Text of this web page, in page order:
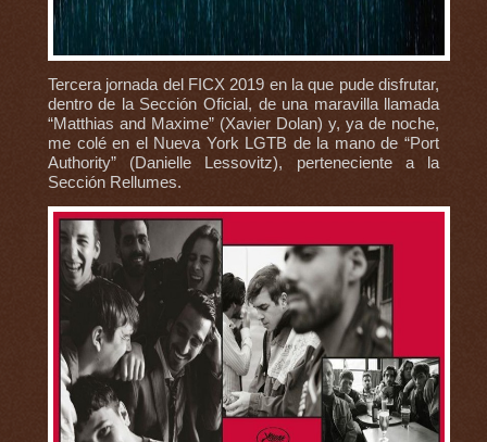
Tercera jornada del FICX 2019 en la que pude disfrutar,
dentro de la Sección Oficial, de una maravilla llamada
“Matthias and Maxime” (Xavier Dolan) y, ya de noche,
me colé en el Nueva York LGTB de la mano de “Port
Authority” (Danielle Lessovitz), perteneciente a la
Sección Rellumes.